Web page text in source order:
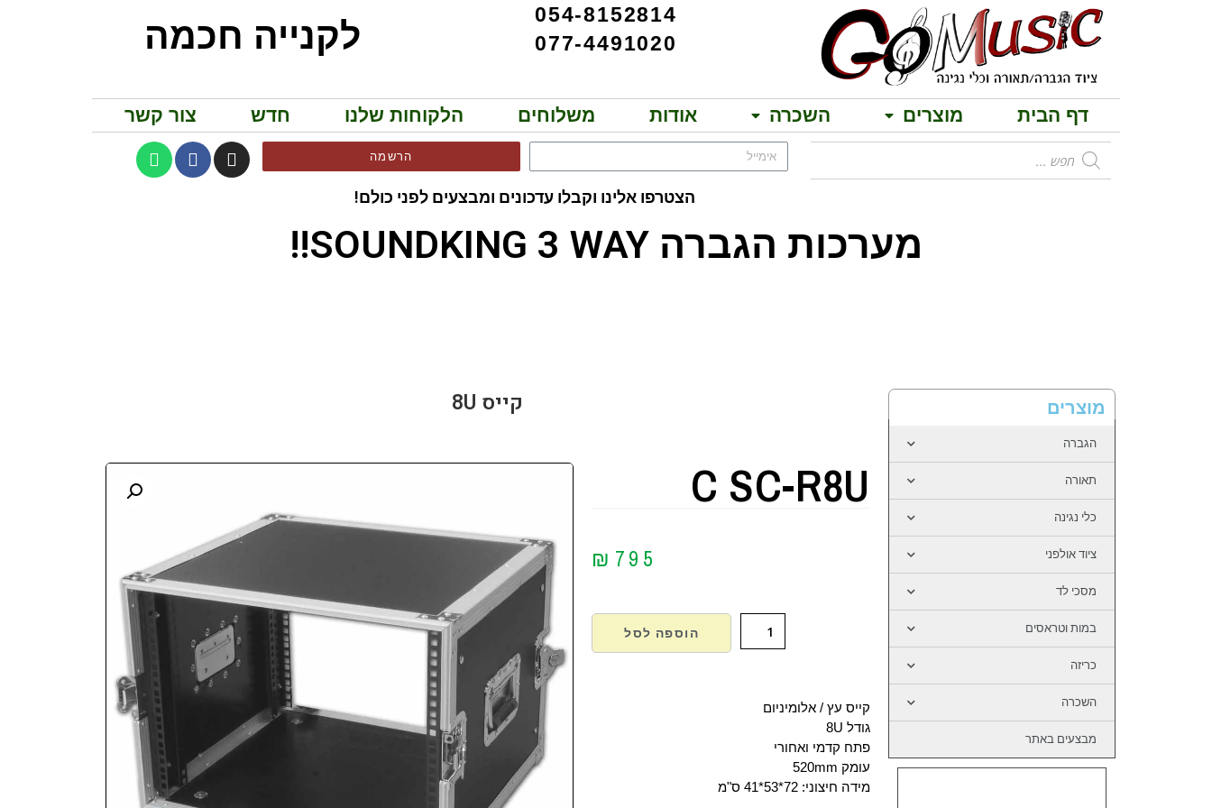
054-8152814
077-4491020
לקנייה חכמה
דף הבית מוצרים השכרה אודות משלוחים הלקוחות שלנו חדש צור קשר
הרשמה
הצטרפו אלינו וקבלו עדכונים ומבצעים לפני כולם!
מערכות הגברה SOUNDKING 3 WAY!!
מוצרים
הגברה
תאורה
כלי נגינה
ציוד אולפני
מסכי לד
במות וטראסים
כריזה
השכרה
מבצעים באתר
קייס 8U
C SC-R8U
₪ 795
הוספה לסל
קייס עץ / אלומיניום
גודל 8U
פתח קדמי ואחורי
עומק 520mm
מידה חיצוני: 72*53*41 ס"מ